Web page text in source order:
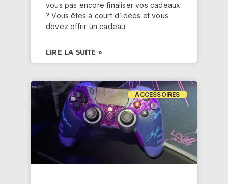
vous pas encore finaliser vos cadeaux
? Vous êtes à court d’idées et vous
devez offrir un cadeau
LIRE LA SUITE »
ACCESSOIRES